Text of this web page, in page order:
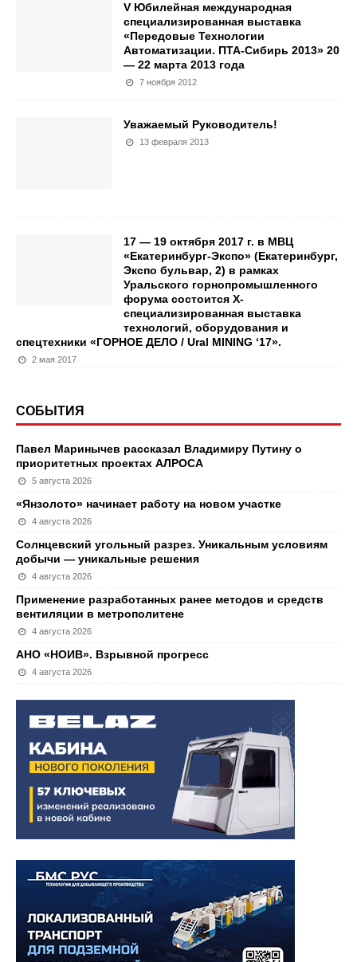
V Юбилейная международная
специализированная выставка
«Передовые Технологии
Автоматизации. ПТА-Сибирь 2013» 20
— 22 марта 2013 года
7 ноября 2012
Уважаемый Руководитель!
13 февраля 2013
17 — 19 октября 2017 г. в МВЦ
«Екатеринбург-Экспо» (Екатеринбург,
Экспо бульвар, 2) в рамках
Уральского горнопромышленного
форума состоится Х-
специализированная выставка
технологий, оборудования и
спецтехники «ГОРНОЕ ДЕЛО / Ural MINING ‘17».
2 мая 2017
СОБЫТИЯ
Павел Маринычев рассказал Владимиру Путину о
приоритетных проектах АЛРОСА
5 августа 2026
«Янзолото» начинает работу на новом участке
4 августа 2026
Солнцевский угольный разрез. Уникальным условиям
добычи — уникальные решения
4 августа 2026
Применение разработанных ранее методов и средств
вентиляции в метрополитене
4 августа 2026
АНО «НОИВ». Взрывной прогресс
4 августа 2026